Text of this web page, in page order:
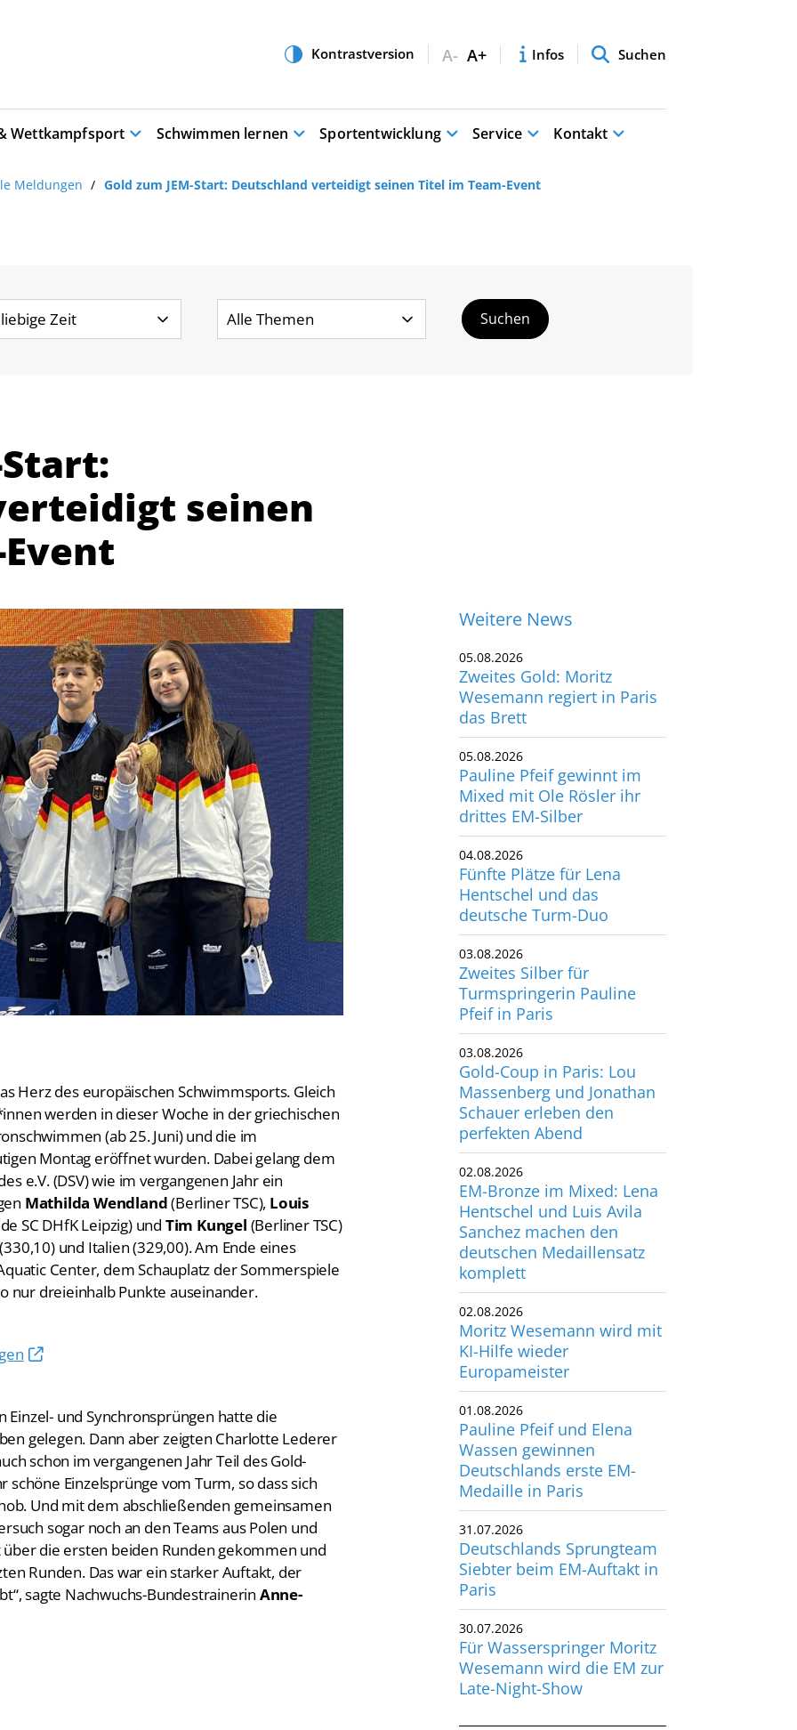
A- A+ Infos Suchen
Wettkampfsport Schwimmen lernen Sportentwicklung Service Kontakt
Meldungen Gold zum JEM-Start: Deutschland verteidigt seinen Titel im Team-Event
Start:
seinen
Herz des europäischen Schwimmsports. Gleich
werden in dieser Woche in der griechischen
(ab 25. Juni) und die im
Montag eröffnet wurden. Dabei gelang dem
e.V. (DSV) wie im vergangenen Jahr ein
Mathilda Wendland(Berliner TSC), Louis
SC DHfK Leipzig) und Tim Kungel (Berliner TSC)
und Italien (329,00). Am Ende eines
Center, dem Schauplatz der Sommerspiele
nur dreieinhalb Punkte auseinander.
und Synchronsprüngen hatte die
gelegen. Dann aber zeigten Charlotte Lederer
schon im vergangenen Jahr Teil des Gold-
schöne Einzelsprünge vom Turm, so dass sich
Und mit dem abschließenden gemeinsamen
sogar noch an den Teams aus Polen und
über die ersten beiden Runden gekommen und
Runden. Das war ein starker Auftakt, der
sagte Nachwuchs-Bundestrainerin Anne-
Weitere News
05.08.2026
Zweites Gold: Moritz
Wesemann regiert in Paris
das Brett
05.08.2026
Pauline Pfeif gewinnt im
Mixed mit Ole Rösler ihr
drittes EM-Silber
04.08.2026
Fünfte Plätze für Lena
Hentschel und das
deutsche Turm-Duo
03.08.2026
Zweites Silber für
Turmspringerin Pauline
Pfeif in Paris
03.08.2026
Gold-Coup in Paris: Lou
Massenberg und Jonathan
Schauer erleben den
perfekten Abend
02.08.2026
EM-Bronze im Mixed: Lena
Hentschel und Luis Avila
Sanchez machen den
deutschen Medaillensatz
komplett
02.08.2026
Moritz Wesemann wird mit
KI-Hilfe wieder
Europameister
01.08.2026
Pauline Pfeif und Elena
Wassen gewinnen
Deutschlands erste EM-
Medaille in Paris
31.07.2026
Deutschlands Sprungteam
Siebter beim EM-Auftakt in
Paris
30.07.2026
Für Wasserspringer Moritz
Wesemann wird die EM zur
Late-Night-Show
Abteilungen
Schwimmen
Freiwasserschwimmen
Wasserspringen
Wasserball
Synchronschwimmen
Masterssport
Deutscher Schwimm-Verband e.V.
D-34132 Kassel
Fax: +49 561 94083-15
info@dsv.de